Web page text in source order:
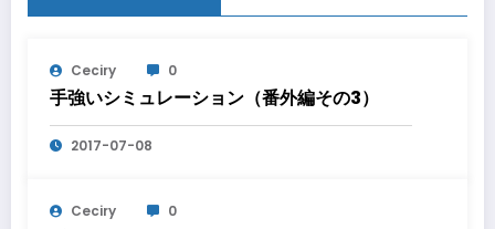
Ceciry 0
手強いシミュレーション（番外編その3）
2017-07-08
Ceciry 0